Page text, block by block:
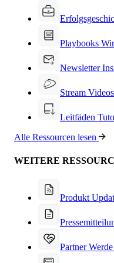
Playbooks
Newsletter
Stream
Leitfäden
Alle Ressourcen lesen
WEITERE
Produkt
Partner